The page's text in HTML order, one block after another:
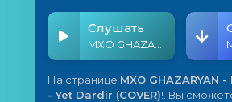
Слушать
На странице MXO GHAZARYAN
- Yet Dardir (COVER)!. Вы